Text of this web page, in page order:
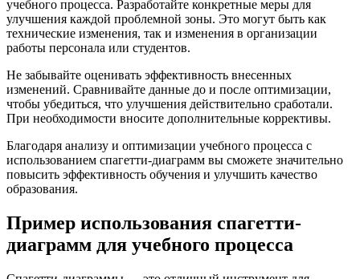
учебного процесса. Разработайте конкретные меры для
улучшения каждой проблемной зоны. Это могут быть как
технические изменения, так и изменения в организации
работы персонала или студентов.
Не забывайте оценивать эффективность внесенных
изменений. Сравнивайте данные до и после оптимизации,
чтобы убедиться, что улучшения действительно сработали.
При необходимости вносите дополнительные коррективы.
Благодаря анализу и оптимизации учебного процесса с
использованием спагетти-диаграмм вы сможете значительно
повысить эффективность обучения и улучшить качество
образования.
Пример использования спагетти-
диаграмм для учебного процесса